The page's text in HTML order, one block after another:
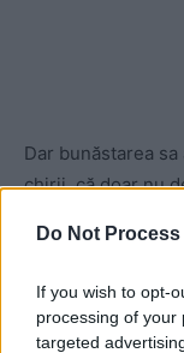
Do Not
If you wish to opt-
processing of your
targeted
Dar bunăstarea
chirii, că doar nu
de la SC IL